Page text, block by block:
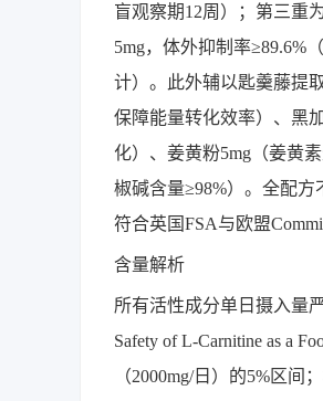
盲观察期12周）；第三重
5mg，体外抑制率≥89.6%
计）。此外辅以匙羹藤提
保障能量转化效率）、黑
化）、姜黄粉5mg（姜黄
椒碱含量≥98%）。全配
符合英国FSA与欧盟
含量解析
所有活性成分单日摄入量
Safety of L-Carnitine as a
（2000mg/日）的5%区